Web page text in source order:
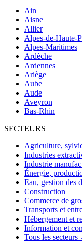
Ain
Aisne
Allier
Alpes-de-Haute-
Alpes-Maritimes
Ardèche
Ardennes
Ariège
Aube
Aude
Aveyron
Bas-Rhin
SECTEURS
Agriculture,
Industries
Industrie
Énergie,
Eau, gestion des
Construction
Commerce de
Transports et
Hébergement et
Information et
Tous les secteurs